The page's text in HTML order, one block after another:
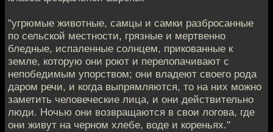
"угрюмые животные, самцы и самки разбросанные
по сельской местности, грязные и мертвенно
бледные, испаленные солнцем, прикованные к
земле, которую они роют и перелопачивают с
непобедимым упорством; они владеют своего рода
даром речи, и когда выпрямляются, то на них можно
заметить человеческие лица, и они действительно
люди. Ночью они возвращаются в свои логова, где
они живут на черном хлебе, воде и кореньях."